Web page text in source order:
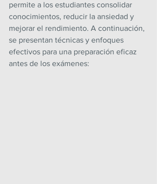
permite a los estudiantes consolidar
conocimientos, reducir la ansiedad y
mejorar el rendimiento. A continuación,
se presentan técnicas y enfoques
efectivos para una preparación eficaz
antes de los exámenes: